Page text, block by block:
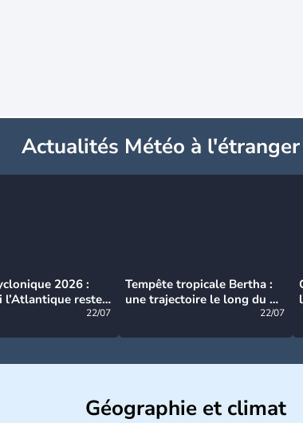
Actualités Météo à l'étranger
2026 :
l’Atlantique reste
22/07
Tempête tropicale Bertha :
une trajectoire le long du du
22/07
Géographie et climat